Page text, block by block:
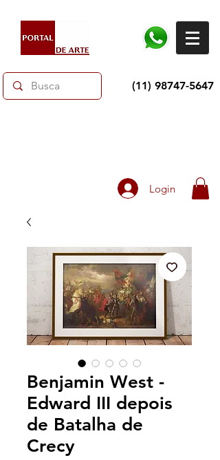
(11) 98747-5647
Login
Benjamin West -
Edward III depois
de Batalha de
Crecy